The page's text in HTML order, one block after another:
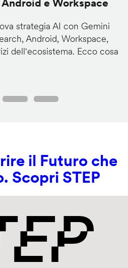
e Workspace
strategia AI con Gemini
Android, Workspace,
dell'ecosistema. Ecco cosa
il Futuro che
Scopri STEP